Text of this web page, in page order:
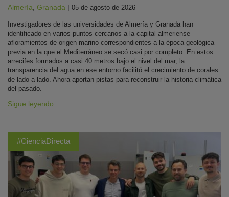
Almería, Granada | 05 de agosto de 2026
Investigadores de las universidades de Almería y Granada han
identificado en varios puntos cercanos a la capital almeriense
afloramientos de origen marino correspondientes a la época geológica
previa en la que el Mediterráneo se secó casi por completo. En estos
arrecifes formados a casi 40 metros bajo el nivel del mar, la
transparencia del agua en ese entorno facilitó el crecimiento de corales
de lado a lado. Ahora aportan pistas para reconstruir la historia climática
del pasado.
Sigue leyendo
#CienciaDirecta